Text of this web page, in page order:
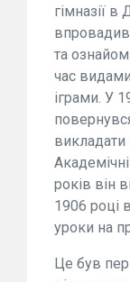
гімназії
впровадив
та
час
іграми. У
викладати
років він
1906 році
уроки на
Це був